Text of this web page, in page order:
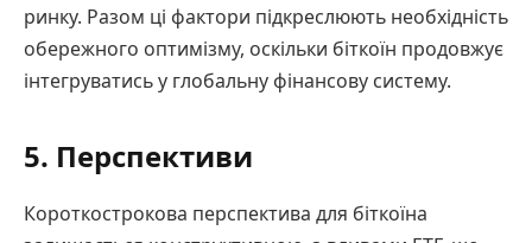
ринку. Разом ці фактори підкреслюють необхідність
обережного оптимізму, оскільки біткоїн продовжує
інтегруватись у глобальну фінансову систему.
5. Перспективи
Короткострокова перспектива для біткоїна